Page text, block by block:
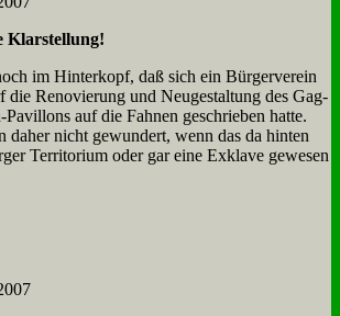
Klar­stel­lung!
im Hin­ter­kopf, daß sich ein Bür­ger­ver­ein
die Re­no­vie­rung und Neu­ge­stal­tung des Gag­
Pa­vil­lons auf die Fah­nen ge­schrie­ben hat­te.
da­her nicht ge­wun­dert, wenn das da hin­ten
Ter­ri­to­ri­um oder gar ei­ne Ex­kla­ve ge­we­sen